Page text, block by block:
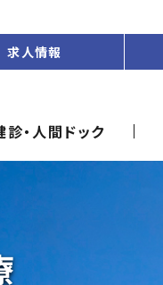
求人情報
診・人間ドック